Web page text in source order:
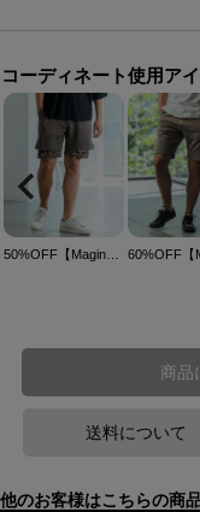
コーディネート使用ア
商品
送料について
他のお客様はこちらの商